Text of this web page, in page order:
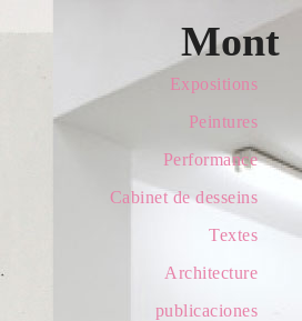
Mont
Expositions
Peintures
Performance
Cabinet de desseins
Textes
Architecture
publicaciones